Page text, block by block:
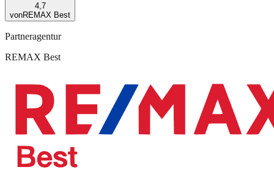
4,7
vonREMAX Best
Partneragentur
REMAX Best